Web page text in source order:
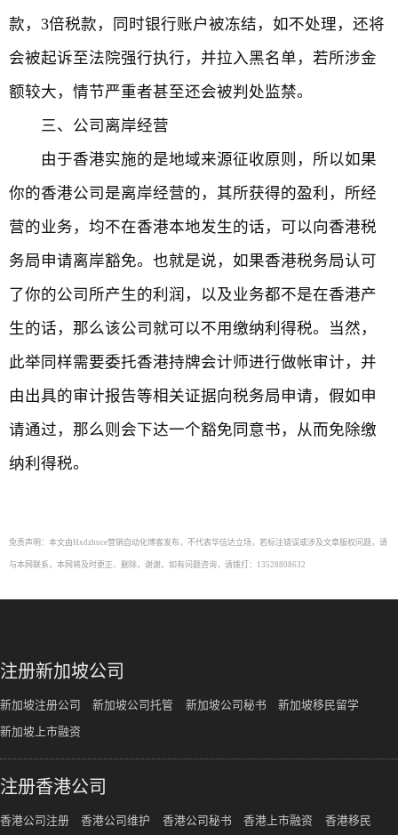
款，3倍税款，同时银行账户被冻结，如不处理，还将
会被起诉至法院强行执行，并拉入黑名单，若所涉金
额较大，情节严重者甚至还会被判处监禁。
三、公司离岸经营
由于香港实施的是地域来源征收原则，所以如果
你的香港公司是离岸经营的，其所获得的盈利，所经
营的业务，均不在香港本地发生的话，可以向香港税
务局申请离岸豁免。也就是说，如果香港税务局认可
了你的公司所产生的利润，以及业务都不是在香港产
生的话，那么该公司就可以不用缴纳利得税。当然，
此举同样需要委托香港持牌会计师进行做帐审计，并
由出具的审计报告等相关证据向税务局申请，假如申
请通过，那么则会下达一个豁免同意书，从而免除缴
纳利得税。
免责声明：本文由Hxdzhuce营销自动化博客发布，不代表华信达立场，若标注错误或涉及文章版权问题，请
与本网联系，本网将及时更正、删除，谢谢。如有问题咨询，请拨打：13528808632
注册新加坡公司
新加坡注册公司 新加坡公司托管 新加坡公司秘书 新加坡移民留学
新加坡上市融资
注册香港公司
香港公司注册 香港公司维护 香港公司秘书 香港上市融资 香港移民